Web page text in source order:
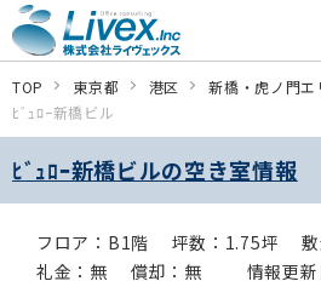
TOP 東京都 港区 新橋・虎ノ門エ
ﾋﾞｭﾛｰ新橋ビル
ﾋﾞｭﾛｰ新橋ビルの空き室情報
フロア：B1階 坪数：1.75坪
礼金：無
償却：無 情報更